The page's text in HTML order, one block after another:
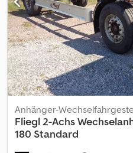
Anhänger-
Fliegl2-Achs
180 Standard